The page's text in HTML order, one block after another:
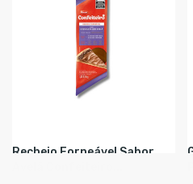
Recheio Forneável Sabor